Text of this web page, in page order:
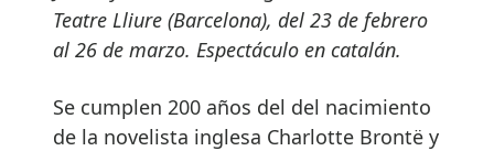
Teatre Lliure (Barcelona), del 23 de febrero
al 26 de marzo. Espectáculo en catalán.
Se cumplen 200 años del del nacimiento
de la novelista inglesa Charlotte Brontë y